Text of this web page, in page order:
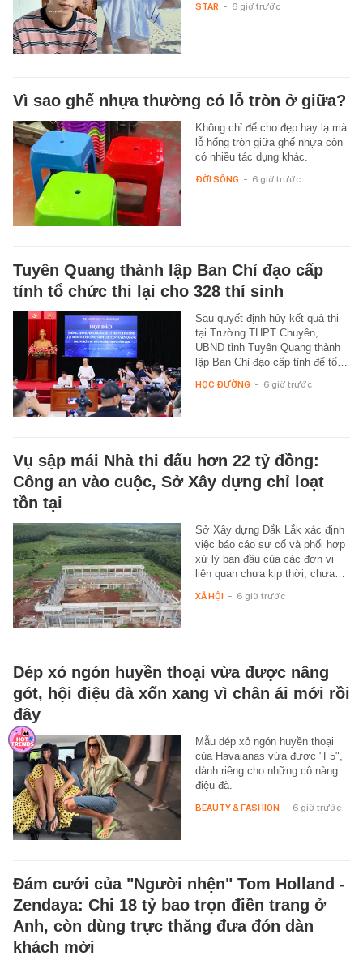
STAR - 6 giờ trước
Vì sao ghế nhựa thường có lỗ tròn ở giữa?
Không chỉ để cho đẹp hay lạ mà
lỗ hổng tròn giữa ghế nhựa còn
có nhiều tác dụng khác.
ĐỜI SỐNG - 6 giờ trước
Tuyên Quang thành lập Ban Chỉ đạo cấp
tỉnh tổ chức thi lại cho 328 thí sinh
Sau quyết định hủy kết quả thi
tại Trường THPT Chuyên,
UBND tỉnh Tuyên Quang thành
lập Ban Chỉ đạo cấp tỉnh để tổ…
HỌC ĐƯỜNG - 6 giờ trước
Vụ sập mái Nhà thi đấu hơn 22 tỷ đồng:
Công an vào cuộc, Sở Xây dựng chỉ loạt
tồn tại
Sở Xây dựng Đắk Lắk xác định
việc báo cáo sự cố và phối hợp
xử lý ban đầu của các đơn vị
liên quan chưa kịp thời, chưa…
XÃ HỘI - 6 giờ trước
Dép xỏ ngón huyền thoại vừa được nâng
gót, hội điệu đà xốn xang vì chân ái mới rồi
đây
Mẫu dép xỏ ngón huyền thoại
của Havaianas vừa được "F5",
dành riêng cho những cô nàng
điệu đà.
BEAUTY & FASHION - 6 giờ trước
Đám cưới của "Người nhện" Tom Holland -
Zendaya: Chi 18 tỷ bao trọn điền trang ở
Anh, còn dùng trực thăng đưa đón dàn
khách mời